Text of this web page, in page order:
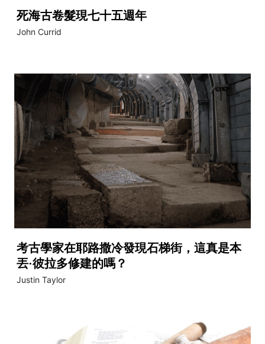
死海古卷髮現七十五週年
John Currid
考古學家在耶路撒冷發現石梯街，這真是本
丟·彼拉多修建的嗎？
Justin Taylor